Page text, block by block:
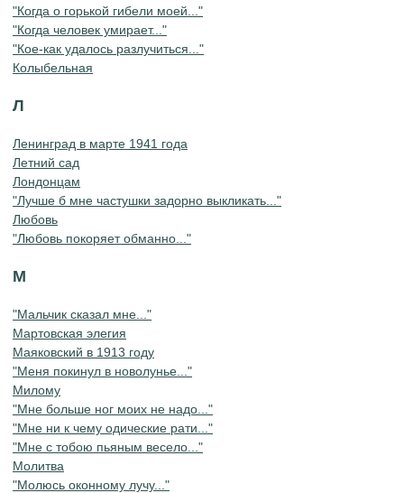
"Когда о горькой гибели моей..."
"Когда человек умирает..."
"Кое-как удалось разлучиться..."
Колыбельная
Л
Ленинград в марте 1941 года
Летний сад
Лондонцам
"Лучше б мне частушки задорно выкликать..."
Любовь
"Любовь покоряет обманно..."
М
"Мальчик сказал мне..."
Мартовская элегия
Маяковский в 1913 году
"Меня покинул в новолунье..."
Милому
"Мне больше ног моих не надо..."
"Мне ни к чему одические рати..."
"Мне с тобою пьяным весело..."
Молитва
"Молюсь оконному лучу..."